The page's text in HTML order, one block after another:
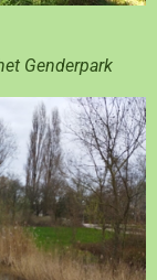
Genderpark